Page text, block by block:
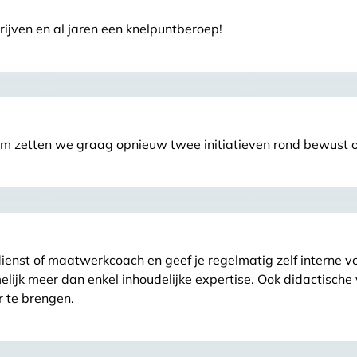
en al jaren een knelpuntberoep!
zetten we graag opnieuw twee initiatieven rond bewust
of maatwerkcoach en geef je regelmatig zelf interne
meer dan enkel inhoudelijke expertise. Ook
te brengen.